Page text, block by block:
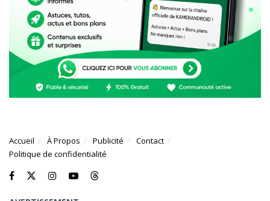
Accueil À Propos Publicité
Contact
Politique de confidentialité